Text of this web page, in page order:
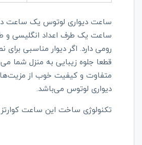
ساعت دیواری لوتوس یک ساعت
ساعت یک طرف اعداد انگلیسی و
رومی دارد. اگر دیوار مناسبی
قطعا جلوه زیبایی به منزل شما
متفاوت و کیفیت خوب از
دیواری لوتوس می‌باشد.
تکنولوژی ساخت این ساعت